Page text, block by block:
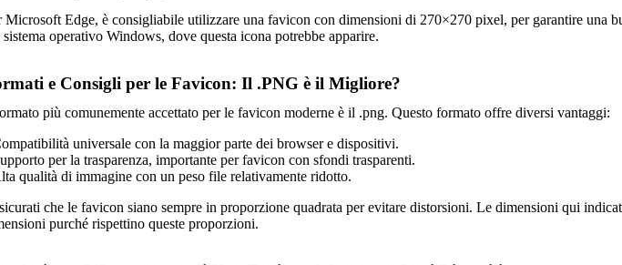
Microsoft Edge, è consigliabile utilizzare una favicon con dimensioni di 270×270 pixel, per garantire una
sistema operativo Windows, dove questa icona potrebbe apparire.
e Consigli per le Favicon: Il .PNG è il Migliore?
più comunemente accettato per le favicon moderne è il .png. Questo formato offre diversi vantaggi:
universale con la maggior parte dei browser e dispositivi.
per la trasparenza, importante per favicon con sfondi trasparenti.
qualità di immagine con un peso file relativamente ridotto.
che le favicon siano sempre in proporzione quadrata per evitare distorsioni. Le dimensioni qui
purché rispettino queste proporzioni.